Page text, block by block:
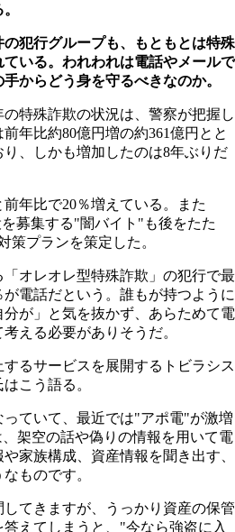
犯行グループも、もともとは特殊
いる。われわれは電話やメールで
からどう身を守るべきなのか。
特殊詐欺の状況は、警察が把握し
年比約80億円増の約361億円とと
、しかも増加したのは8年ぶりだ
年比で20％増えている。また
募集する"闇バイト"も後をたた
策プランを策定した。
オレオレ型特殊詐欺」の犯行で最
電話だという。誰もが持つように
が」と気を抜かず、あらためて電
える必要がありそうだ。
るサービスを展開するトビラシス
こう語る。
っていて、最近では"アポ電"が激増
架空の話や偽りの情報を用いて電
家族構成、資産情報を聞き出す、
ものです。
てきますが、うっかり資産の保管
えてしまうと、"今なら強盗に入